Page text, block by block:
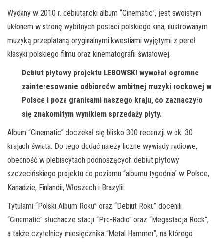
Wydany w 2010 r. debiutancki album “Cinematic”, jest swoistym
ukłonem w stronę wybitnych postaci polskiego kina, ilustrowanym
muzyką przeplataną oryginalnymi kwestiami wyjętymi z pereł
klasyki polskiego filmu oraz kinematografii światowej.
Debiut płytowy projektu LEBOWSKI wywołał ogromne
zainteresowanie odbiorców ambitnej muzyki rockowej w
Polsce i poza granicami naszego kraju, co zaznaczyło
się znakomitym wynikiem sprzedaży płyty.
Album “Cinematic” doczekał się blisko 300 recenzji w ok. 30
krajach świata. Do tego dodać należy liczne wywiady radiowe,
obecność w plebiscytach podnoszących debiut płytowy
szczecińskiego projektu do poziomu “albumu tygodnia” w Polsce,
Kanadzie, Finlandii, Włoszech i Brazylii.
Tytułami “Polski Album Roku” oraz “Debiut Roku” docenili
“Cinematic” słuchacze stacji “Pro-Radio” oraz “Megastacja Rock”,
a także czytelnicy miesięcznika “Metal Hammer”, na którego